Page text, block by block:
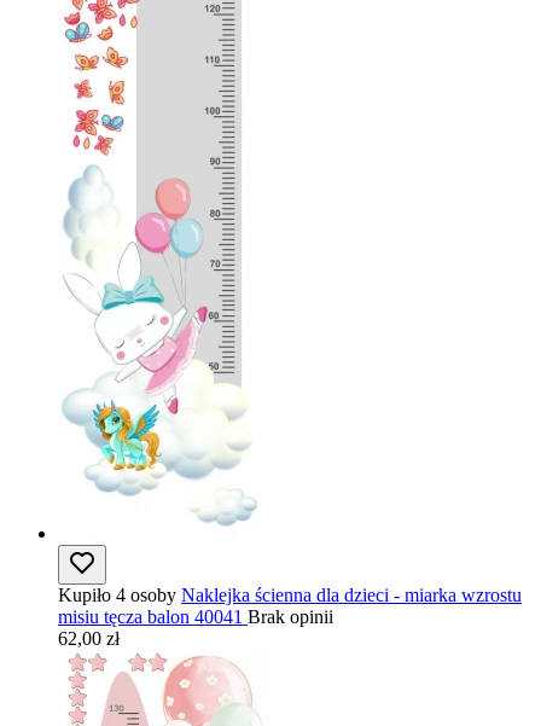
Kupiło 4 osoby Naklejka ścienna dla dzieci - miarka wzrostu
misiu tęcza balon 40041 Brak opinii
62,00 zł